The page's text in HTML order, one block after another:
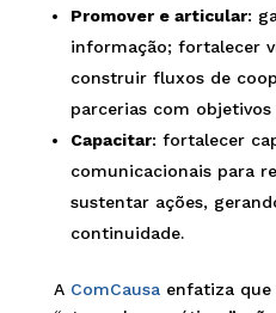
Promover e articular:
informação; fortalecer
construir fluxos de
parcerias com
Capacitar: fortalecer
comunicacionais para
sustentar ações,
continuidade.
A ComCausaenfatiza que